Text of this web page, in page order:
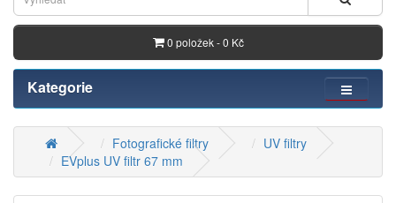
0 položek - 0 Kč
Kategorie
Fotografické filtry
UV filtry
EVplus UV filtr 67 mm